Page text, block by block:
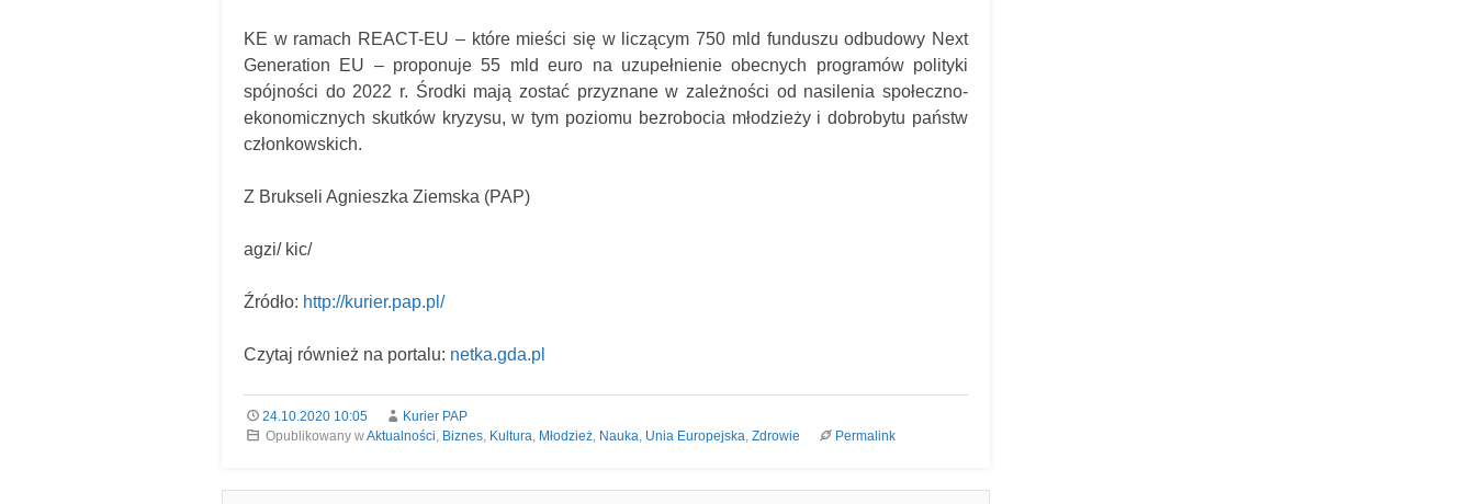
KE w ramach REACT-EU – które mieści się w liczącym 750 mld funduszu odbudowy Next
Generation EU – proponuje 55 mld euro na uzupełnienie obecnych programów polityki
spójności do 2022 r. Środki mają zostać przyznane w zależności od nasilenia społeczno-
ekonomicznych skutków kryzysu, w tym poziomu bezrobocia młodzieży i dobrobytu państw
członkowskich.
Z Brukseli Agnieszka Ziemska (PAP)
agzi/ kic/
Źródło: http://kurier.pap.pl/
Czytaj również na portalu: netka.gda.pl
24.10.2020 10:05
Kurier PAP
Opublikowany wAktualności, Biznes, Kultura, Młodzież, Nauka, Unia Europejska, Zdrowie Permalink